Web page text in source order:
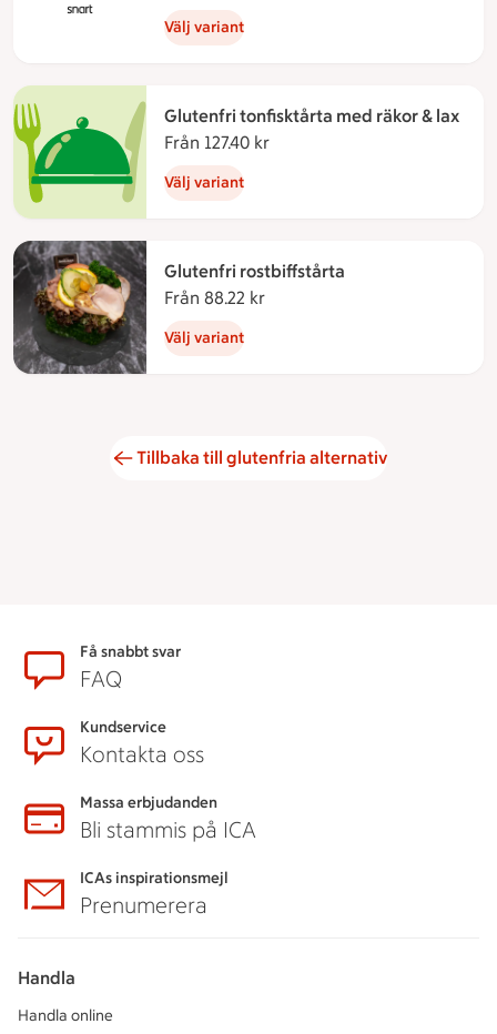
Välj variant
Glutenfri tonfisktårta med räkor & lax
Från 127.40 kr
Välj variant
Glutenfri rostbiffstårta
Från 88.22 kr
Välj variant
Tillbaka till glutenfria alternativ
SidfotFå snabbt svar
FAQ
Kundservice
Kontakta oss
Massa erbjudanden
Bli stammis på ICA
ICAs inspirationsmejl
Prenumerera
Handla
Handla online